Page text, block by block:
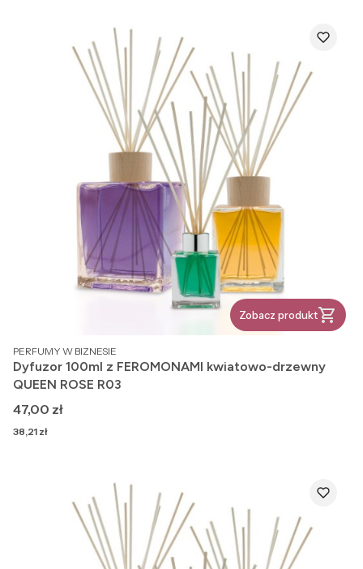
Zobacz produkt
PRODUCENT
PERFUMY W BIZNESIE
Dyfuzor 100ml z FEROMONAMI kwiatowo-drzewny
QUEEN ROSE R03
Cena
47,00 zł
Cena
38,21 zł